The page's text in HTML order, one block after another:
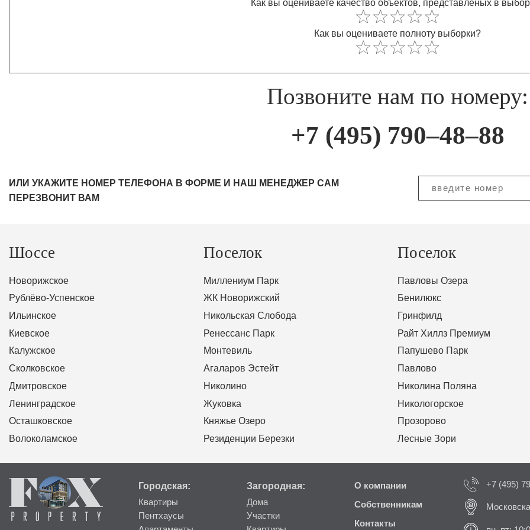
Как вы оцениваете качество объектов, представленых в
Как вы оцениваете полноту выборки?
Позвоните нам по номеру:
+7 (495) 790–48–88
ИЛИ УКАЖИТЕ НОМЕР ТЕЛЕФОНА В ФОРМЕ И НАШ МЕНЕДЖЕР САМ
ПЕРЕЗВОНИТ ВАМ
Шоссе
Новорижское
Рублёво-Успенское
Ильинское
Киевское
Калужское
Сколковское
Дмитровское
Ленинградское
Осташковское
Волоколамское
Поселок
Миллениум Парк
ЖК Новорижский
Никольская Слобода
Ренессанс Парк
Монтевиль
Агаларов Эстейт
Николино
Жуковка
Княжье Озеро
Резиденции Березки
Поселок
Павловы Озера
Бенилюкс
Гринфилд
Райт Хиллз Премиум
Папушево Парк
Павлово
Николина Поляна
Никологорское
Прозорово
Лесные Зори
Городская:
Квартиры
Пентхаусы
Загородная:
Дома
Участки
О компании
Собственникам
Контакты
+7 (495)